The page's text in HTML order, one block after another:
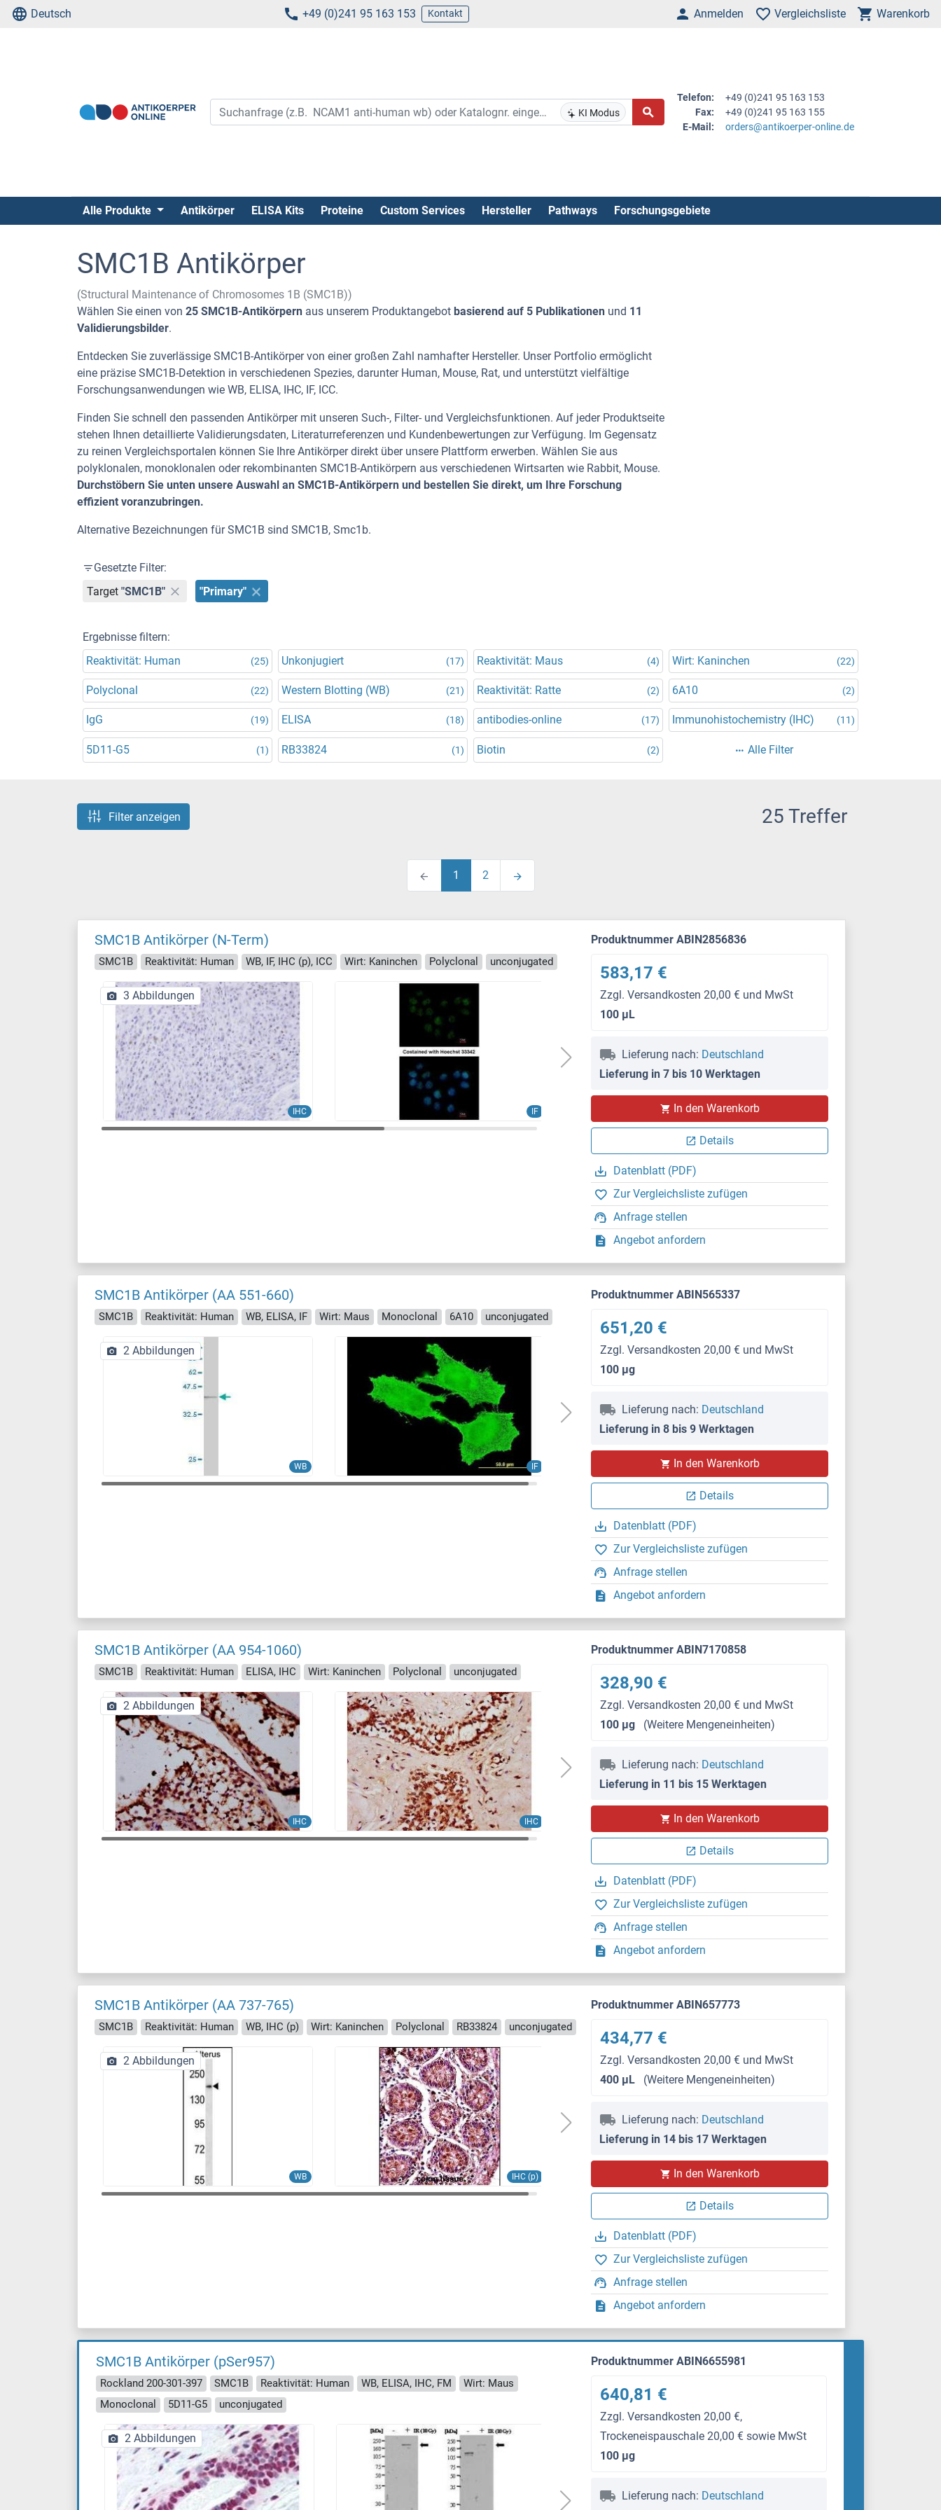
Deutsch +49 (0)241 95 163 153 Kontakt Anmelden Vergleichsliste Warenkorb
KI Modus
Telefon:
+49 (0)241 95 163 153
Fax:
+49 (0)241 95 163 155
E-Mail:
orders@antikoerper-online.de
Alle Produkte Antikörper ELISA Kits Proteine Custom Services Hersteller Pathways Forschungsgebiete
SMC1B Antikörper
(Structural Maintenance of Chromosomes 1B (SMC1B))
Wählen Sie einen von 25 SMC1B-Antikörpern aus unserem Produktangebot basierend auf 5 Publikationen und 11
Validierungsbilder.
Entdecken Sie zuverlässige SMC1B-Antikörper von einer großen Zahl namhafter Hersteller. Unser Portfolio ermöglicht
eine präzise SMC1B-Detektion in verschiedenen Spezies, darunter Human, Mouse, Rat, und unterstützt vielfältige
Forschungsanwendungen wie WB, ELISA, IHC, IF, ICC.
Finden Sie schnell den passenden Antikörper mit unseren Such-, Filter- und Vergleichsfunktionen. Auf jeder Produktseite
stehen Ihnen detaillierte Validierungsdaten, Literaturreferenzen und Kundenbewertungen zur Verfügung. Im Gegensatz
zu reinen Vergleichsportalen können Sie Ihre Antikörper direkt über unsere Plattform erwerben. Wählen Sie aus
polyklonalen, monoklonalen oder rekombinanten SMC1B-Antikörpern aus verschiedenen Wirtsarten wie Rabbit, Mouse.
Durchstöbern Sie unten unsere Auswahl an SMC1B-Antikörpern und bestellen Sie direkt, um Ihre Forschung
effizient voranzubringen.
Alternative Bezeichnungen für SMC1B sind SMC1B, Smc1b.
Gesetzte Filter:
Target "SMC1B" "Primary"
Ergebnisse filtern:
Reaktivität: Human
(25) Unkonjugiert (17) Reaktivität: Maus (4) Wirt: Kaninchen (22)
Polyclonal (22) Western Blotting (WB) (21) Reaktivität: Ratte (2) 6A10 (2)
IgG (19) ELISA (18) antibodies-online (17) Immunohistochemistry (IHC) (11)
5D11-G5 (1) RB33824 (1) Biotin (2) Alle Filter
Filter anzeigen 25 Treffer
1 2
SMC1B Antikörper (N-Term)
SMC1B Reaktivität: Human WB, IF, IHC (p), ICC Wirt: Kaninchen Polyclonal unconjugated
IHC IF
WB
3 Abbildungen
Produktnummer ABIN2856836
583,17 €
Zzgl. Versandkosten 20,00 € und MwSt
100 μL
Lieferung nach: Deutschland
Lieferung in 7 bis 10 Werktagen
In den Warenkorb
Details
Datenblatt (PDF)
Zur Vergleichsliste zufügen
Anfrage stellen
Angebot anfordern
SMC1B Antikörper (AA 551-660)
SMC1B Reaktivität: Human WB, ELISA, IF Wirt: Maus Monoclonal 6A10 unconjugated
WB IF
2 Abbildungen
Produktnummer ABIN565337
651,20 €
Zzgl. Versandkosten 20,00 € und MwSt
100 μg
Lieferung nach: Deutschland
Lieferung in 8 bis 9 Werktagen
In den Warenkorb
Details
Datenblatt (PDF)
Zur Vergleichsliste zufügen
Anfrage stellen
Angebot anfordern
SMC1B Antikörper (AA 954-1060)
SMC1B Reaktivität: Human ELISA, IHC Wirt: Kaninchen Polyclonal unconjugated
IHC IHC
2 Abbildungen
Produktnummer ABIN7170858
328,90 €
Zzgl. Versandkosten 20,00 € und MwSt
100 μg
(Weitere Mengeneinheiten)
Lieferung nach: Deutschland
Lieferung in 11 bis 15 Werktagen
In den Warenkorb
Details
Datenblatt (PDF)
Zur Vergleichsliste zufügen
Anfrage stellen
Angebot anfordern
SMC1B Antikörper (AA 737-765)
SMC1B Reaktivität: Human WB, IHC (p) Wirt: Kaninchen Polyclonal RB33824 unconjugated
WB IHC (p)
2 Abbildungen
Produktnummer ABIN657773
434,77 €
Zzgl. Versandkosten 20,00 € und MwSt
400 μL
(Weitere Mengeneinheiten)
Lieferung nach: Deutschland
Lieferung in 14 bis 17 Werktagen
In den Warenkorb
Details
Datenblatt (PDF)
Zur Vergleichsliste zufügen
Anfrage stellen
Angebot anfordern
SMC1B Antikörper (pSer957)
Rockland 200-301-397 SMC1B Reaktivität: Human WB, ELISA, IHC, FM
Wirt: Maus
Monoclonal
5D11-G5 unconjugated
2 Abbildungen
Produktnummer ABIN6655981
640,81 €
Zzgl. Versandkosten 20,00 €,
Trockeneispauschale 20,00 € sowie MwSt
100 μg
Lieferung nach: Deutschland